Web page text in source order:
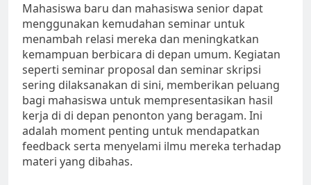
Mahasiswa baru dan mahasiswa senior dapat
menggunakan kemudahan seminar untuk
menambah relasi mereka dan meningkatkan
kemampuan berbicara di depan umum. Kegiatan
seperti seminar proposal dan seminar skripsi
sering dilaksanakan di sini, memberikan peluang
bagi mahasiswa untuk mempresentasikan hasil
kerja di di depan penonton yang beragam. Ini
adalah moment penting untuk mendapatkan
feedback serta menyelami ilmu mereka terhadap
materi yang dibahas.